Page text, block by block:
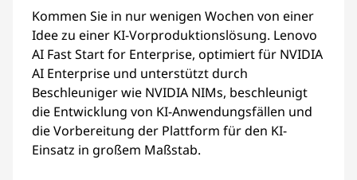
Kommen Sie in nur wenigen Wochen von einer
Idee zu einer KI-Vorproduktionslösung. Lenovo
AI Fast Start for Enterprise, optimiert für NVIDIA
AI Enterprise und unterstützt durch
Beschleuniger wie NVIDIA NIMs, beschleunigt
die Entwicklung von KI-Anwendungsfällen und
die Vorbereitung der Plattform für den KI-
Einsatz in großem Maßstab.